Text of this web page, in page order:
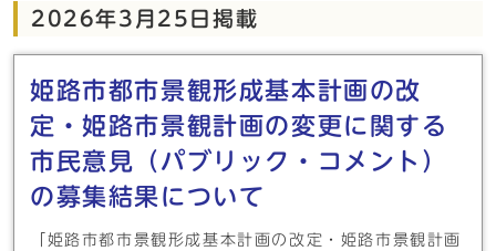
2026年3月25日掲載
姫路市都市景観形成基本計画の改
定・姫路市景観計画の変更に関する
市民意見（パブリック・コメント）
の募集結果について
「姫路市都市景観形成基本計画の改定・姫路市景観計画